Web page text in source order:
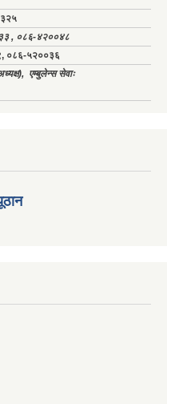
, ०८६-४२००४८
०८६-५२००३६
एम्बुलेन्स सेवाः